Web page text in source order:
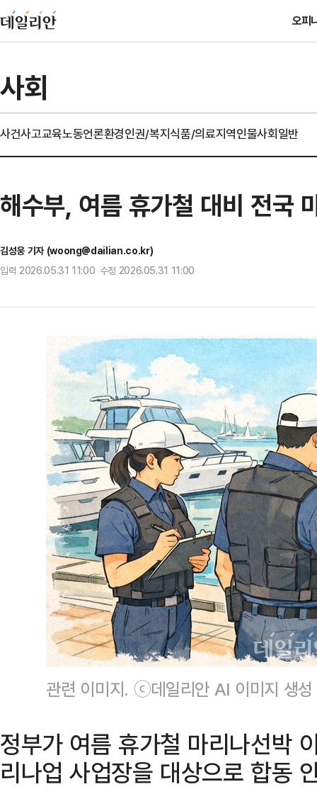
오피
사회
사건사고교육노동언론환경인권/복지식품/의료지역인물사회일반
해수부, 여름 휴가철 대비 전국
김성웅 기자 (woong@dailian.co.kr)
입력 2026.05.31 11:00 수정 2026.05.31 11:00
관련 이미지. ⓒ데일리안 AI 이미지 생성
정부가 여름 휴가철 마리나선박
리나업 사업장을 대상으로 합동